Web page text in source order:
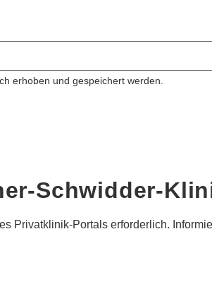
erhoben und gespeichert werden.
Schwidder-
Privatklinik-Portals erforderlich.